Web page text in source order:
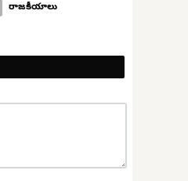
రాజకీయాలు